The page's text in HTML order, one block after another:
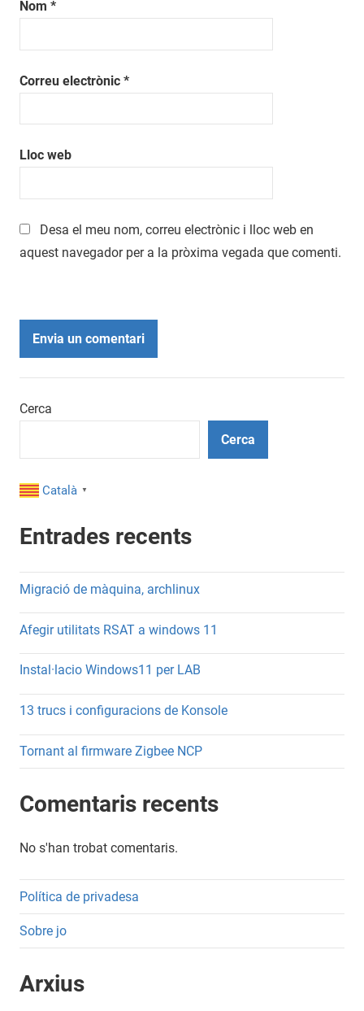
Nom *
Correu electrònic *
Lloc web
Desa el meu nom, correu electrònic i lloc web en
aquest navegador per a la pròxima vegada que comenti.
Cerca
Cerca
Català ▼
Entrades recents
Migració de màquina, archlinux
Afegir utilitats RSAT a windows 11
Instal·lacio Windows11 per LAB
13 trucs i configuracions de Konsole
Tornant al firmware Zigbee NCP
Comentaris recents
No s'han trobat comentaris.
Política de privadesa
Sobre jo
Arxius